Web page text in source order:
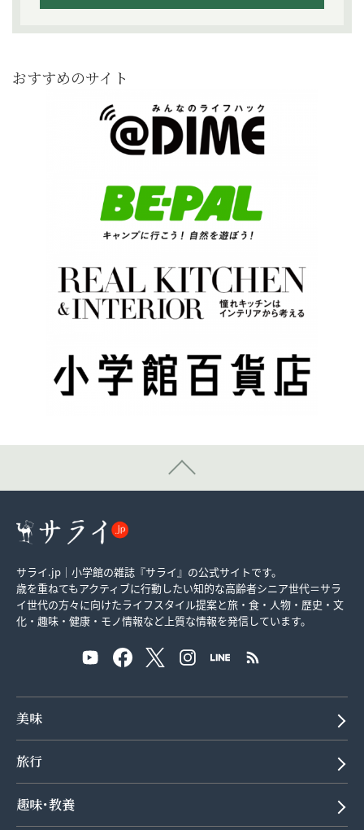
おすすめのサイト
サライ.jp｜小学館の雑誌『サライ』の公式サイトです。
歳を重ねてもアクティブに行動したい知的な高齢者シニア世代＝サラ
イ世代の方々に向けたライフスタイル提案と旅・食・人物・歴史・文
化・趣味・健康・モノ情報など上質な情報を発信しています。
美味
旅行
趣味･教養